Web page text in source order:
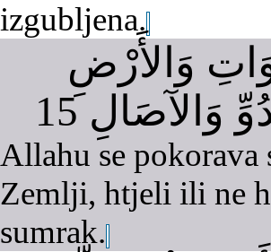
izgubljena.
وَالأَرْضِ
وَالآصَالِ 15
Allahu se pokorava
Zemlji, htjeli ili ne
sumrak.